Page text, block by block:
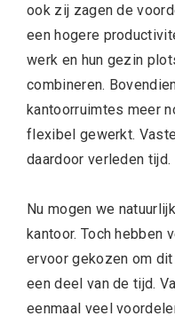
ook zij zagen de
een hogere
werk en hun gezin
combineren.
kantoorruimtes meer
flexibel gewerkt.
daardoor verleden tijd.
Nu mogen we
kantoor. Toch hebben
ervoor gekozen om
een deel van de tijd.
eenmaal veel